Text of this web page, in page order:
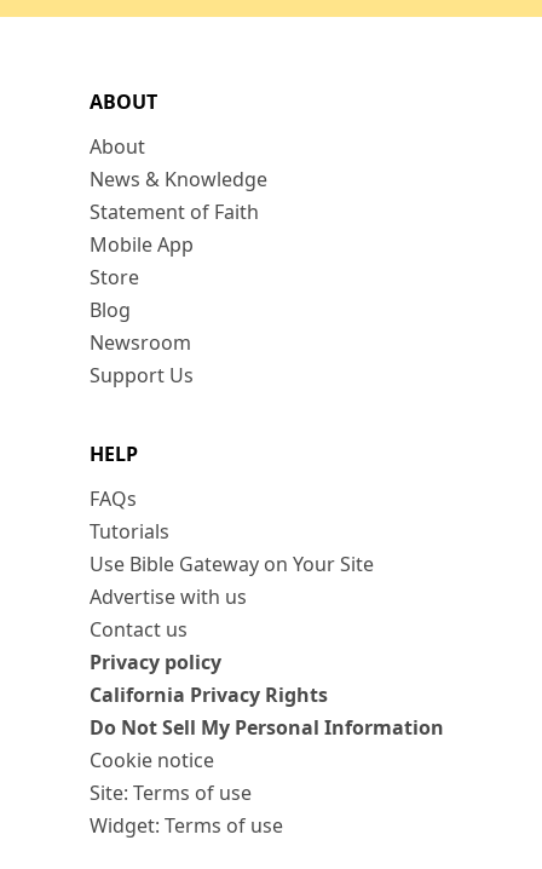
ABOUT
About
News & Knowledge
Statement of Faith
Mobile App
Store
Blog
Newsroom
Support Us
HELP
FAQs
Tutorials
Use Bible Gateway on Your Site
Advertise with us
Contact us
Privacy policy
California Privacy Rights
Do Not Sell My Personal Information
Cookie notice
Site: Terms of use
Widget: Terms of use